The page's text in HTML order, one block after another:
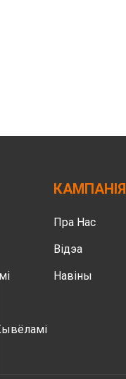
КАМПАНІЯ
Пра Нас
Відэа
Навіны